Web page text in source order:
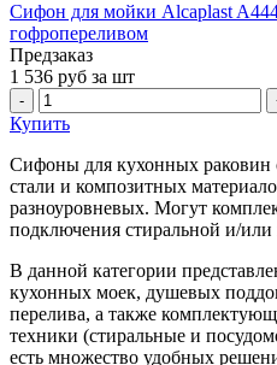
Сифон для мойки Alcaplast
гофропереливом
Предзаказ
1 536 руб за шт
-
Купить
Сифоны для кухонных
стали и композитных
разноуровневых. Могут
подключения стиральной и/
В данной категории
кухонных моек, душевых
перелива, а также
техники (стиральные и
есть множество удобных